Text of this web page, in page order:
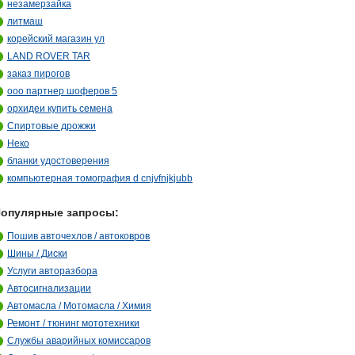
незамерзайка
литмаш
корейский магазин ул
LAND ROVER TAR
заказ пирогов
ооо партнер шоферов 5
орхидеи купить семена
Спиртовые дрожжи
Неко
бланки удостоверения
компьютерная томография d cnjvfnjkjubb
запросы:
Пошив авточехлов / автоковров
Шины / Диски
Услуги авторазбора
Автосигнализации
Автомасла / Мотомасла / Химия
Ремонт / тюнинг мототехники
Службы аварийных комиссаров